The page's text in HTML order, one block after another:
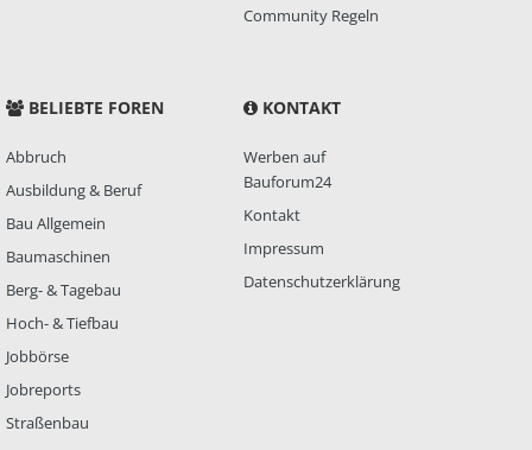
Community Regeln
BELIEBTE FOREN
Abbruch
Ausbildung & Beruf
Bau Allgemein
Baumaschinen
Berg- & Tagebau
Hoch- & Tiefbau
Jobbörse
Jobreports
Straßenbau
KONTAKT
Werben auf
Bauforum24
Kontakt
Impressum
Datenschutzerklärung